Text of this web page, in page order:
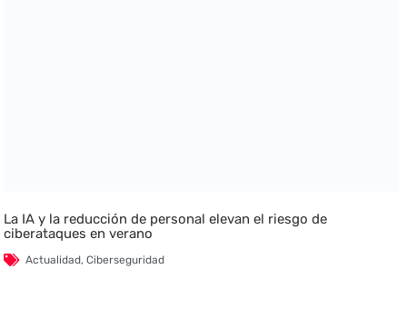
La IA y la reducción de personal elevan el riesgo de
ciberataques en verano
Actualidad,Ciberseguridad